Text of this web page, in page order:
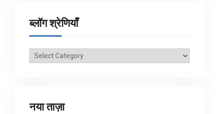
ब्लॉग श्रेणियाँ
ब्लॉग
नया ताज़ा